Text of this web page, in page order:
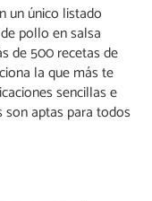
un único listado
pollo en salsa
de 500 recetas de
la que más te
sencillas e
son aptas para todos